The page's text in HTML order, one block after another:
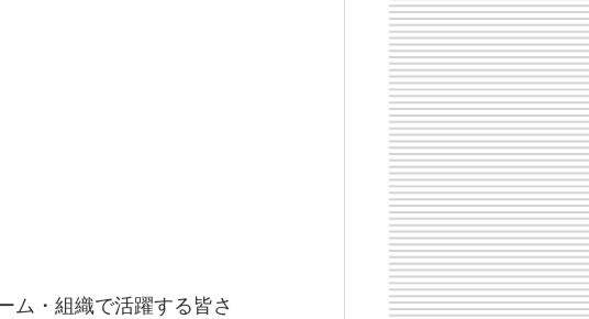
ム・組織で活躍する皆さ